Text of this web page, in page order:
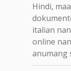
Hindi,
italian
online
anumang